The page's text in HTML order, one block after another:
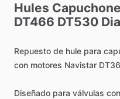
Hules
DT466 DT530
Repuesto de hule para
con motores Navistar
Diseñado para válvulas con